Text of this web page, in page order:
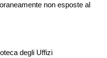
non esposte al
degli Uffizi